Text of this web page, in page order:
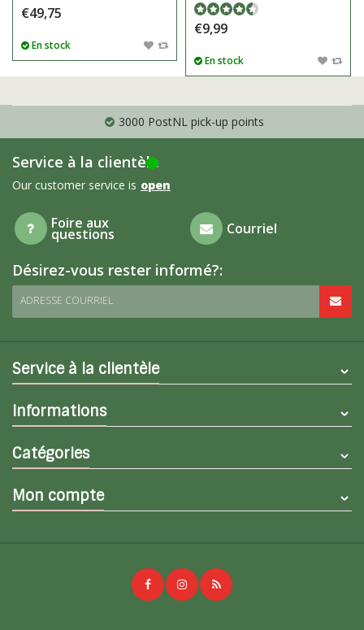
€49,75
En stock
€9,99
En stock
3000 PostNL pick-up points
Service à la clientèle
Our customer service is open
Foire aux
questions Courriel
Désirez-vous rester informé?:
ADRESSE COURRIEL
Service à la clientèle
Informations
Catégories
Mon compte